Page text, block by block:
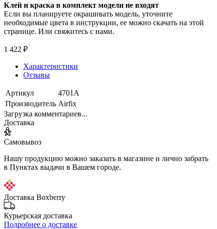
Клей и краска в комплект модели не входят
Если вы планируете окрашивать модель, уточните
необходимые цвета в инструкции, ее можно скачать на этой
странице. Или свяжитесь с нами.
1 422 ₽
Характеристики
Отзывы
Артикул
4701А
Производитель Airfix
Загрузка комментариев...
Доставка
Самовывоз
Нашу продукцию можно заказать в магазине и лично забрать
в Пунктах выдачи в Вашем городе.
Доставка Boxberry
Курьерская доставка
Подробнее о доставке